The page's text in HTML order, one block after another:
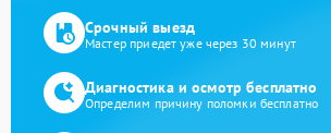
Срочный выезд
Мастер приедет уже через 30 минут
Диагностика и осмотр бесплатно
Определим причину поломки бесплатно